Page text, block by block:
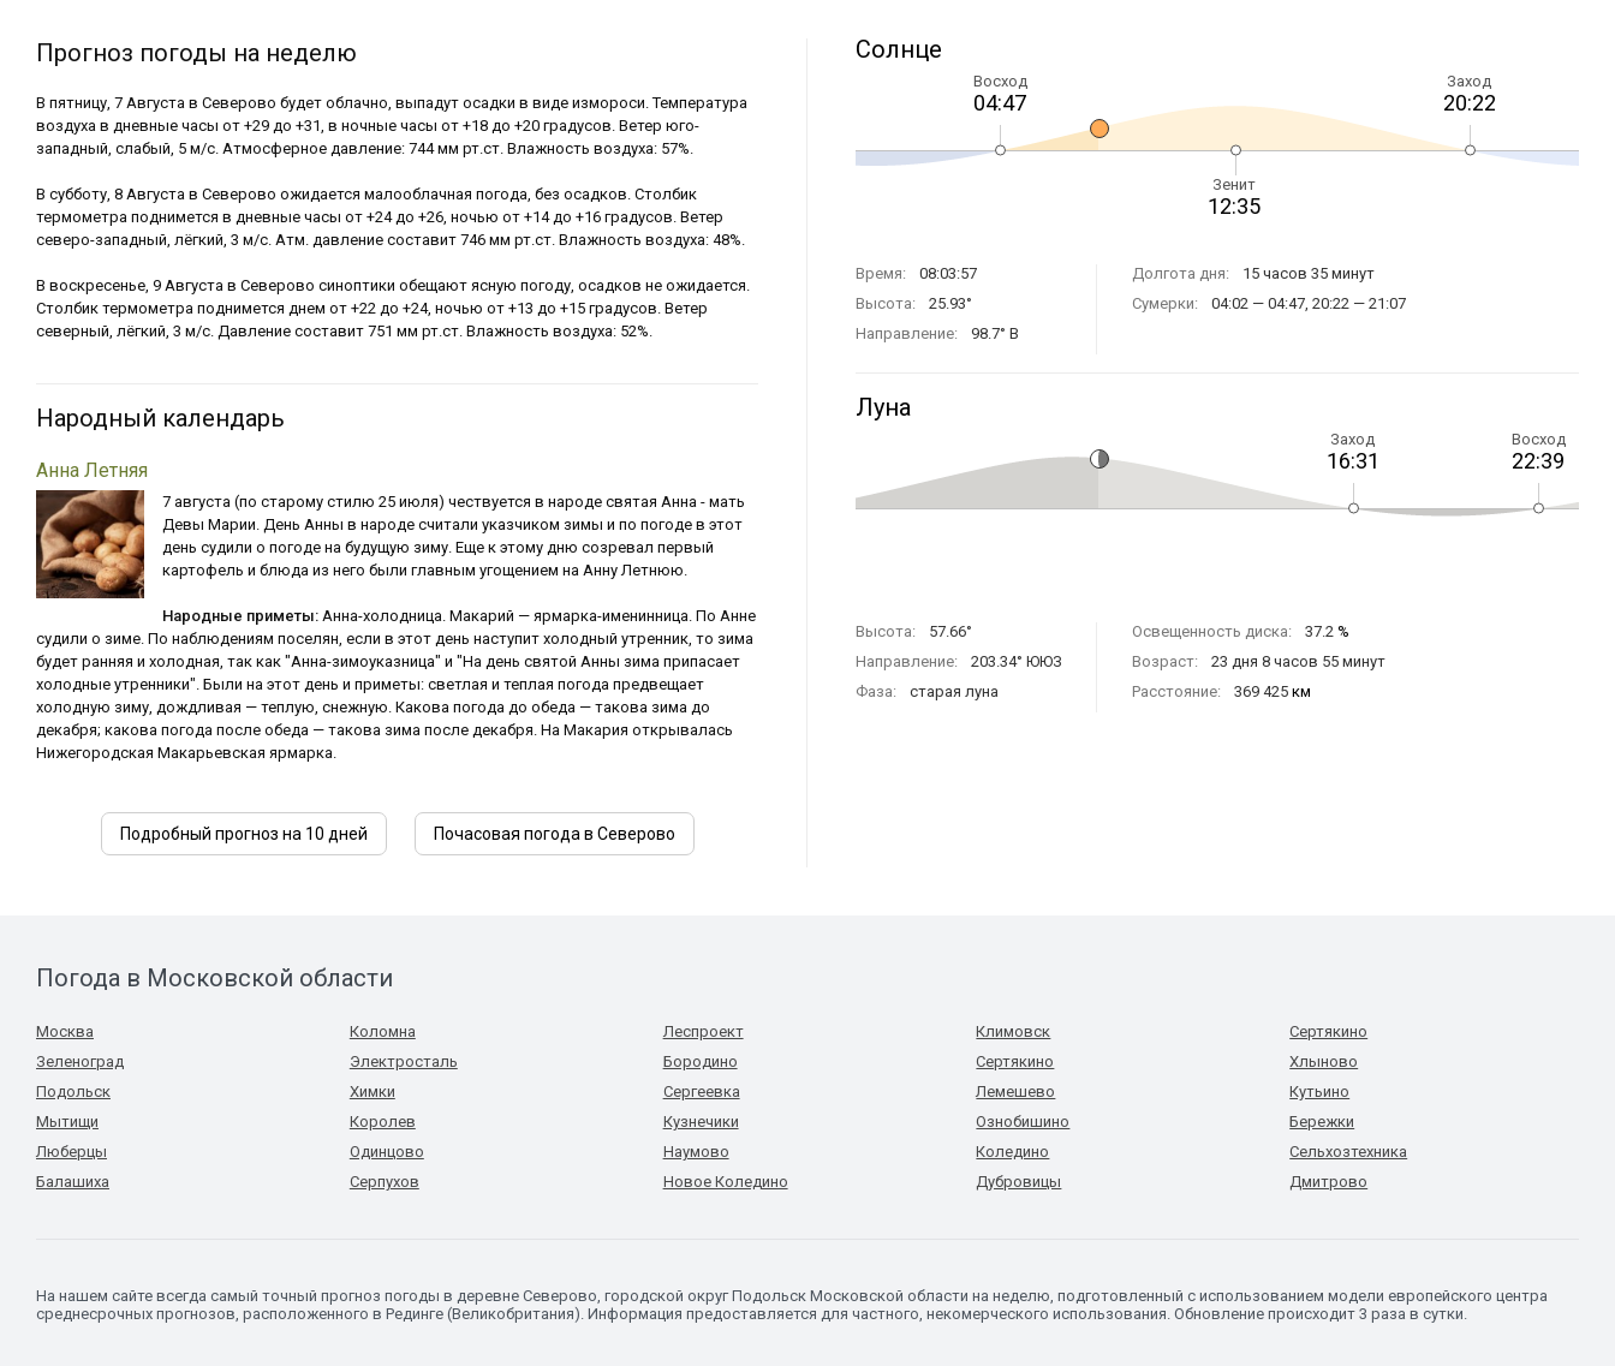
Прогноз погоды на неделю
В пятницу, 7 Августа в Северово будет облачно, выпадут осадки в виде измороси. Температура
воздуха в дневные часы от +29 до +31, в ночные часы от +18 до +20 градусов. Ветер юго-
западный, слабый, 5 м/с. Атмосферное давление: 744 мм рт.ст. Влажность воздуха: 57%.
В субботу, 8 Августа в Северово ожидается малооблачная погода, без осадков. Столбик
термометра поднимется в дневные часы от +24 до +26, ночью от +14 до +16 градусов. Ветер
северо-западный, лёгкий, 3 м/с. Атм. давление составит 746 мм рт.ст. Влажность воздуха: 48%.
В воскресенье, 9 Августа в Северово синоптики обещают ясную погоду, осадков не ожидается.
Столбик термометра поднимется днем от +22 до +24, ночью от +13 до +15 градусов. Ветер
северный, лёгкий, 3 м/с. Давление составит 751 мм рт.ст. Влажность воздуха: 52%.
Народный календарь
Анна Летняя
7 августа (по старому стилю 25 июля) чествуется в народе святая Анна - мать
Девы Марии. День Анны в народе считали указчиком зимы и по погоде в этот
день судили о погоде на будущую зиму. Еще к этому дню созревал первый
картофель и блюда из него были главным угощением на Анну Летнюю.
Народные приметы: Анна-холодница. Макарий — ярмарка-именинница. По Анне
судили о зиме. По наблюдениям поселян, если в этот день наступит холодный утренник, то зима
будет ранняя и холодная, так как "Анна-зимоуказница" и "На день святой Анны зима припасает
холодные утренники". Были на этот день и приметы: светлая и теплая погода предвещает
холодную зиму, дождливая — теплую, снежную. Какова погода до обеда — такова зима до
декабря; какова погода после обеда — такова зима после декабря. На Макария открывалась
Нижегородская Макарьевская ярмарка.
Подробный прогноз на 10 дней Почасовая погода в Северово
Солнце
Восход
04:47
Заход
20:22
Зенит
12:35
Время:
08:03:57
Высота:
25.93°
Направление:
98.7° В
Долгота дня:
15 часов 35 минут
Сумерки:
04:02 — 04:47, 20:22 — 21:07
Луна
Восход
22:39
Заход
16:31
Высота:
57.66°
Направление:
203.34° ЮЮЗ
Фаза:
старая луна
Освещенность диска: 37.2 %
Возраст:
23 дня 8 часов 55 минут
Расстояние:
369 425 км
Погода в Московской области
Москва
Зеленоград
Подольск
Мытищи
Люберцы
Балашиха
Коломна
Электросталь
Химки
Королев
Одинцово
Серпухов
Леспроект
Бородино
Сергеевка
Кузнечики
Наумово
Новое Коледино
Климовск
Сертякино
Лемешево
Ознобишино
Коледино
Дубровицы
Сертякино
Хлыново
Кутьино
Бережки
Сельхозтехника
Дмитрово
На нашем сайте всегда самый точный прогноз погоды в деревне Северово, городской округ Подольск Московской области на неделю, подготовленный с использованием модели европейского центра
среднесрочных прогнозов, расположенного в Рединге (Великобритания). Информация предоставляется для частного, некомерческого использования. Обновление происходит 3 раза в сутки.